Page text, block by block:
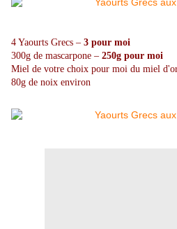
4 Yaourts Grecs – 3 pour moi
300g de mascarpone – 250g pour moi
Miel de votre choix pour moi du miel
80g de noix environ